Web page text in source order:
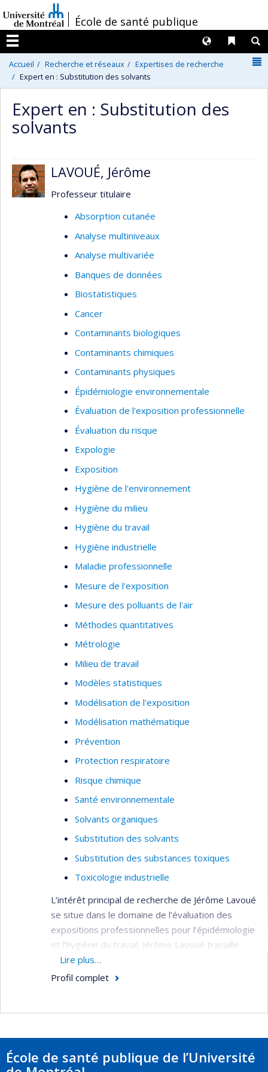
au
contenu
/École de santé publique
Menu
Liens
Langues
Accueil Recherche et réseaux
Expertises de recherche
Expert en : Substitution des solvants
Expert en : Substitution des
solvants
LAVOUÉ, Jérôme
Professeur titulaire
Absorption cutanée
Analyse multiniveaux
Analyse multivariée
Banques de données
Biostatistiques
Cancer
Contaminants biologiques
Contaminants chimiques
Contaminants physiques
Épidémiologie environnementale
Évaluation de l'exposition professionnelle
Évaluation du risque
Expologie
Exposition
Hygiène de l'environnement
Hygiène du milieu
Hygiène du travail
Hygiène industrielle
Maladie professionnelle
Mesure de l'exposition
Mesure des polluants de l'air
Méthodes quantitatives
Métrologie
Milieu de travail
Modèles statistiques
Modélisation de l'exposition
Modélisation mathématique
Prévention
Protection respiratoire
Risque chimique
Santé environnementale
Solvants organiques
Substitution des solvants
Substitution des substances toxiques
Toxicologie industrielle
L’intérêt principal de recherche de Jérôme Lavoué
se situe dans le domaine de l’évaluation des
expositions professionnelles pour l’épidémiologie
et l’hygiène du travail. Jérôme Lavoué travaille
actuellement sur le développement d’une matrice
emploi-exposition aux substances chimiques
rétrospective de mesure de l’exposition
Lire plus…
Profil complet
École de santé publique de l’Université